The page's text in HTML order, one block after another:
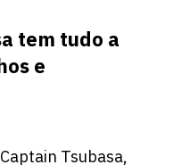
tem tudo a
e
Tsubasa,